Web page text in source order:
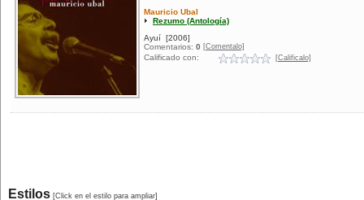
Mauricio Ubal
Rezumo (Antología)
Ayuí [2006]
Comentarios: 0 [Comentalo]
Calificado con: [Calificalo]
Estilos [Click en el estilo para ampliar]